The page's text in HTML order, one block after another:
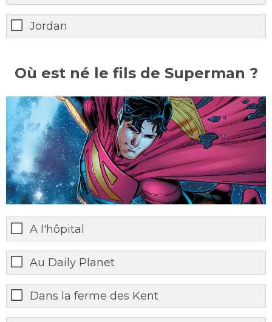
Jordan
Où est né le fils de Superman ?
A l'hôpital
Au Daily Planet
Dans la ferme des Kent